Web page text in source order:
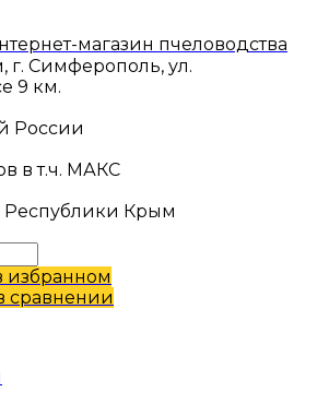
магазин пчеловодства
г. Симферополь, ул.
9 км.
России
в т.ч. МАКС
Республики Крым
избранном
сравнении